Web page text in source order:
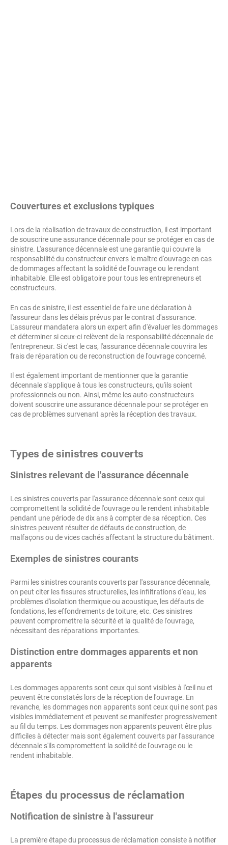
Couvertures et exclusions typiques
Lors de la réalisation de travaux de construction, il est important
de souscrire une assurance décennale pour se protéger en cas de
sinistre. L'assurance décennale est une garantie qui couvre la
responsabilité du constructeur envers le maître d'ouvrage en cas
de dommages affectant la solidité de l'ouvrage ou le rendant
inhabitable. Elle est obligatoire pour tous les entrepreneurs et
constructeurs.
En cas de sinistre, il est essentiel de faire une déclaration à
l'assureur dans les délais prévus par le contrat d'assurance.
L'assureur mandatera alors un expert afin d'évaluer les dommages
et déterminer si ceux-ci relèvent de la responsabilité décennale de
l'entrepreneur. Si c'est le cas, l'assurance décennale couvrira les
frais de réparation ou de reconstruction de l'ouvrage concerné.
Il est également important de mentionner que la garantie
décennale s'applique à tous les constructeurs, qu'ils soient
professionnels ou non. Ainsi, même les auto-constructeurs
doivent souscrire une assurance décennale pour se protéger en
cas de problèmes survenant après la réception des travaux.
Types de sinistres couverts
Sinistres relevant de l'assurance décennale
Les sinistres couverts par l'assurance décennale sont ceux qui
compromettent la solidité de l'ouvrage ou le rendent inhabitable
pendant une période de dix ans à compter de sa réception. Ces
sinistres peuvent résulter de défauts de construction, de
malfaçons ou de vices cachés affectant la structure du bâtiment.
Exemples de sinistres courants
Parmi les sinistres courants couverts par l'assurance décennale,
on peut citer les fissures structurelles, les infiltrations d'eau, les
problèmes d'isolation thermique ou acoustique, les défauts de
fondations, les effondrements de toiture, etc. Ces sinistres
peuvent compromettre la sécurité et la qualité de l'ouvrage,
nécessitant des réparations importantes.
Distinction entre dommages apparents et non
apparents
Les dommages apparents sont ceux qui sont visibles à l'œil nu et
peuvent être constatés lors de la réception de l'ouvrage. En
revanche, les dommages non apparents sont ceux qui ne sont pas
visibles immédiatement et peuvent se manifester progressivement
au fil du temps. Les dommages non apparents peuvent être plus
difficiles à détecter mais sont également couverts par l'assurance
décennale s'ils compromettent la solidité de l'ouvrage ou le
rendent inhabitable.
Étapes du processus de réclamation
Notification de sinistre à l'assureur
La première étape du processus de réclamation consiste à notifier